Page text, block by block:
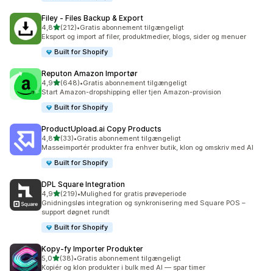
Filey ‑ Files Backup & Export
4,8ud af 5 stjerner
(212)
212 anmeldelser i alt
•Gratis abonnement tilgængeligt
Eksport og import af filer, produktmedier, blogs, sider og menuer
Built for Shopify
Reputon Amazon Importør
4,9ud af 5 stjerner
(648)
648 anmeldelser i alt
•Gratis abonnement tilgængeligt
Start Amazon-dropshipping eller tjen Amazon-provision
Built for Shopify
ProductUpload.ai Copy Products
4,8ud af 5 stjerner
(33)
33 anmeldelser i alt
•Gratis abonnement tilgængeligt
Masseimportér produkter fra enhver butik, klon og omskriv med AI
Built for Shopify
DPL Square Integration
4,9ud af 5 stjerner
(219)
219 anmeldelser i alt
•Mulighed for gratis prøveperiode
Gnidningsløs integration og synkronisering med Square POS –
support døgnet rundt
Built for Shopify
Kopy‑fy Importer Produkter
5,0ud af 5 stjerner
(38)
38 anmeldelser i alt
•Gratis abonnement tilgængeligt
Kopiér og klon produkter i bulk med AI — spar timer